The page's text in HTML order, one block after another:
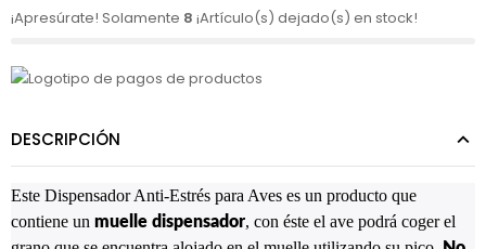
¡Apresúrate! Solamente 8 ¡Artículo(s) dejado(s) en stock!
DESCRIPCIÓN
Este Dispensador Anti-Estrés para Aves es un producto que
contiene un muelle dispensador, con éste el ave podrá coger el